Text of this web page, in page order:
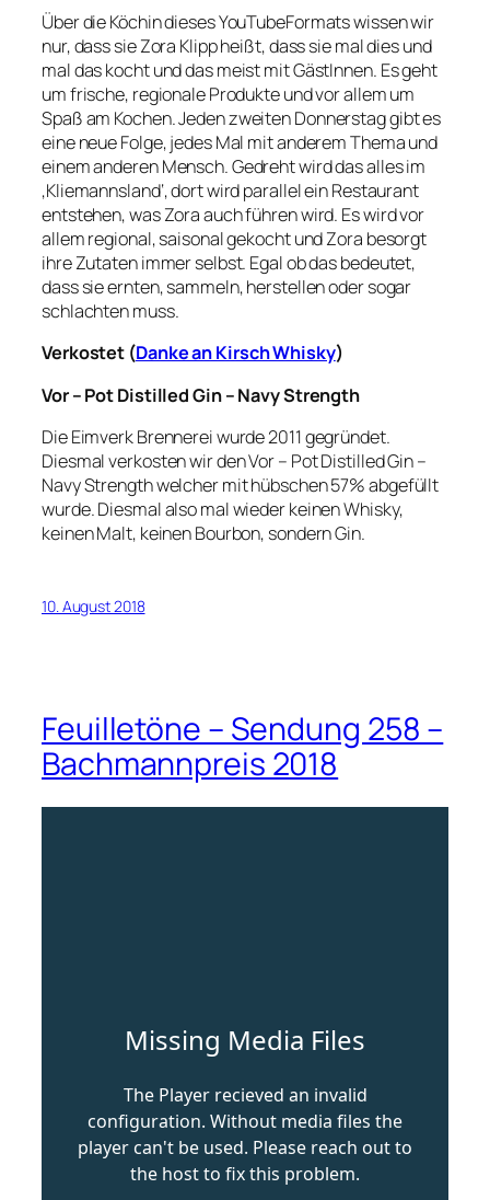
Über die Köchin dieses YouTubeFormats wissen wir
nur, dass sie Zora Klipp heißt, dass sie mal dies und
mal das kocht und das meist mit GästInnen. Es geht
um frische, regionale Produkte und vor allem um
Spaß am Kochen. Jeden zweiten Donnerstag gibt es
eine neue Folge, jedes Mal mit anderem Thema und
einem anderen Mensch. Gedreht wird das alles im
‚Kliemannsland‘, dort wird parallel ein Restaurant
entstehen, was Zora auch führen wird. Es wird vor
allem regional, saisonal gekocht und Zora besorgt
ihre Zutaten immer selbst. Egal ob das bedeutet,
dass sie ernten, sammeln, herstellen oder sogar
schlachten muss.
Verkostet (Danke an Kirsch Whisky)
Vor – Pot Distilled Gin – Navy Strength
Die Eimverk Brennerei wurde 2011 gegründet.
Diesmal verkosten wir den Vor – Pot Distilled Gin –
Navy Strength welcher mit hübschen 57% abgefüllt
wurde. Diesmal also mal wieder keinen Whisky,
keinen Malt, keinen Bourbon, sondern Gin.
10. August 2018
Feuilletöne – Sendung 258 –
Bachmannpreis 2018